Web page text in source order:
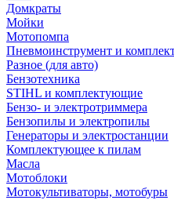
Домкраты
Мойки
Мотопомпа
Пневмоинструмент и
Разное (для авто)
Бензотехника
STIHL и комплектующие
Бензо- и электротриммера
Бензопилы и электропилы
Генераторы и электростанции
Комплектующее к пилам
Масла
Мотоблоки
Мотокультиваторы, мотобуры